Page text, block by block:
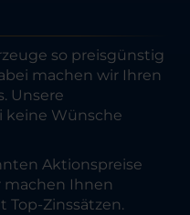
so preisgünstig
machen wir Ihren
Unsere
keine Wünsche
Aktionspreise
machen Ihnen
Top-Zinssätzen.